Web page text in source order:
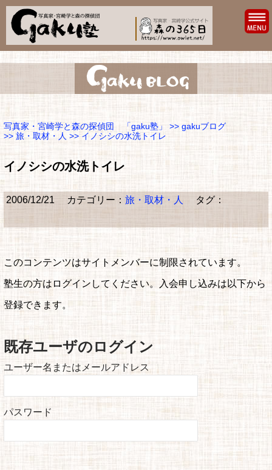
写真家・宮崎学と森の探偵団 「gaku塾」 >> gakuブログ
>> 旅・取材・人 >> イノシシの水洗トイレ
イノシシの水洗トイレ
2006/12/21 カテゴリー： 旅・取材・人 タグ：
このコンテンツはサイトメンバーに制限されています。
塾生の方はログインしてください。入会申し込みは以下から
登録できます。
既存ユーザのログイン
ユーザー名またはメールアドレス
パスワード